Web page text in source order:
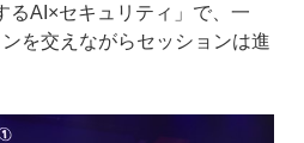
AI×セキュリティ」で、一
を交えながらセッションは進